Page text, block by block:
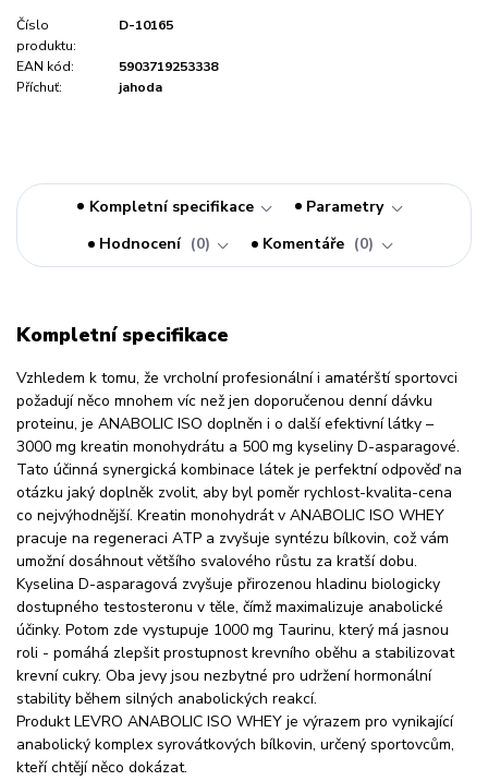
Číslo
produktu:
D-10165
EAN kód:
5903719253338
Příchuť:
jahoda
Kompletní specifikace
Parametry
Hodnocení
0 Komentáře 0
Kompletní specifikace
Vzhledem k tomu, že vrcholní profesionální i amatérští sportovci
požadují něco mnohem víc než jen doporučenou denní dávku
proteinu, je ANABOLIC ISO doplněn i o další efektivní látky –
3000 mg kreatin monohydrátu a 500 mg kyseliny D-asparagové.
Tato účinná synergická kombinace látek je perfektní odpověď na
otázku jaký doplněk zvolit, aby byl poměr rychlost-kvalita-cena
co nejvýhodnější. Kreatin monohydrát v ANABOLIC ISO WHEY
pracuje na regeneraci ATP a zvyšuje syntézu bílkovin, což vám
umožní dosáhnout většího svalového růstu za kratší dobu.
Kyselina D-asparagová zvyšuje přirozenou hladinu biologicky
dostupného testosteronu v těle, čímž maximalizuje anabolické
účinky. Potom zde vystupuje 1000 mg Taurinu, který má jasnou
roli - pomáhá zlepšit prostupnost krevního oběhu a stabilizovat
krevní cukry. Oba jevy jsou nezbytné pro udržení hormonální
stability během silných anabolických reakcí.
Produkt LEVRO ANABOLIC ISO WHEY je výrazem pro vynikající
anabolický komplex syrovátkových bílkovin, určený sportovcům,
kteří chtějí něco dokázat.